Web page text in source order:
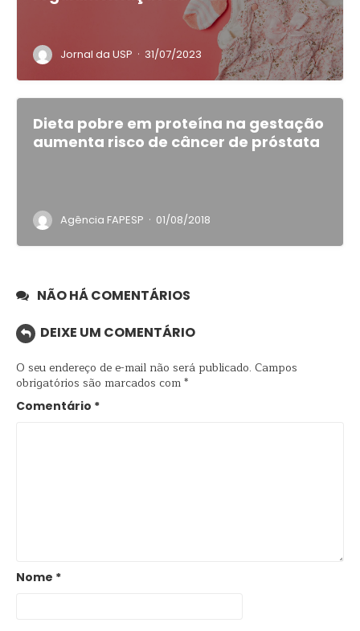
Jornal da USP · 31/07/2023
Dieta pobre em proteína na gestação
aumenta risco de câncer de próstata
Agência FAPESP · 01/08/2018
NÃO HÁ COMENTÁRIOS
DEIXE UM COMENTÁRIO
O seu endereço de e-mail não será publicado. Campos
obrigatórios são marcados com*
Comentário *
Nome *